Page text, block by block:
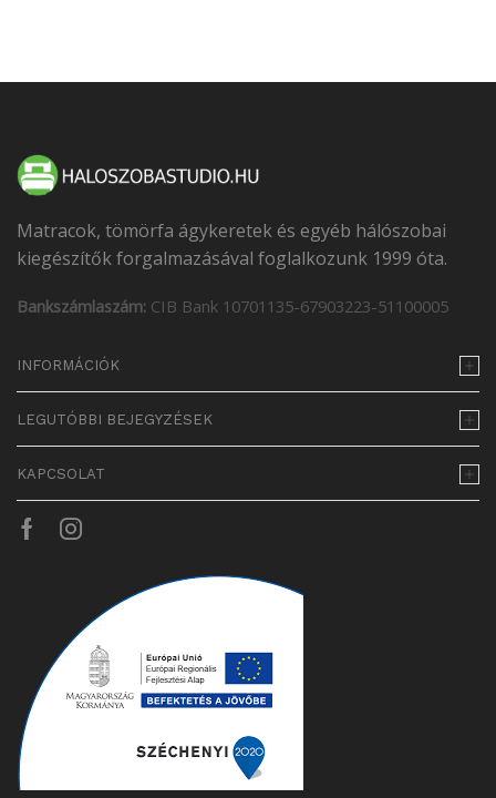
Matracok, tömörfa ágykeretek és egyéb hálószobai
kiegészítők forgalmazásával foglalkozunk 1999 óta.
Bankszámlaszám: CIB Bank 10701135-67903223-51100005
INFORMÁCIÓK
LEGUTÓBBI BEJEGYZÉSEK
KAPCSOLAT
FacebookInstagram